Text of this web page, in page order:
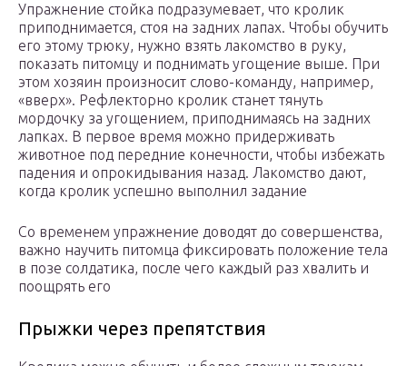
Упражнение стойка подразумевает, что кролик
приподнимается, стоя на задних лапах. Чтобы обучить
его этому трюку, нужно взять лакомство в руку,
показать питомцу и поднимать угощение выше. При
этом хозяин произносит слово-команду, например,
«вверх». Рефлекторно кролик станет тянуть
мордочку за угощением, приподнимаясь на задних
лапках. В первое время можно придерживать
животное под передние конечности, чтобы избежать
падения и опрокидывания назад. Лакомство дают,
когда кролик успешно выполнил задание
Со временем упражнение доводят до совершенства,
важно научить питомца фиксировать положение тела
в позе солдатика, после чего каждый раз хвалить и
поощрять его
Прыжки через препятствия